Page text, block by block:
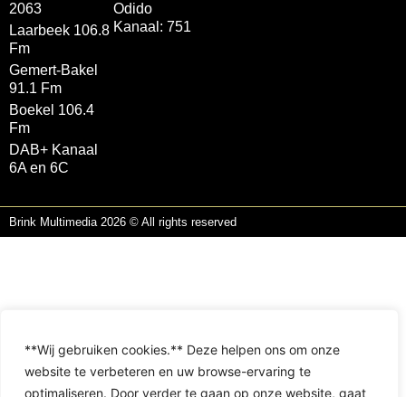
**Wij gebruiken cookies.** Deze helpen ons om onze
website te verbeteren en uw browse-ervaring te
optimaliseren. Door verder te gaan op onze website, gaat
2063
Laarbeek 106.8
Fm
Gemert-Bakel
91.1 Fm
Boekel 106.4
Fm
DAB+ Kanaal
6A en 6C
Odido
Kanaal: 751
Brink Multimedia 2026 © All rights reserved